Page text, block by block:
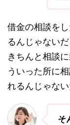
借金の相談を
るんじゃないだ
きちんと相談
ういった所に
れるんじゃない
そ